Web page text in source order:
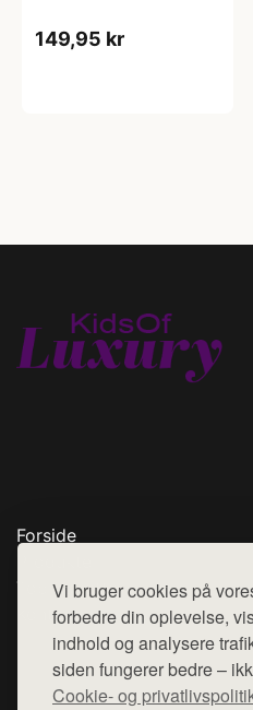
Vi bruger cookies på
forbedre din oplevelse,
indhold og analysere
siden fungerer bedre –
Cookie- og
149,95 kr
Forside
Top Rabatter
Kontakt